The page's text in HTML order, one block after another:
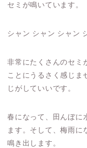
セミが鳴いています。
シャン シャン シャン
非常にたくさんのセミ
ことにうるさく感じま
じがしていいです。
春になって、田んぼに
ます。そして、梅雨に
鳴き出します。